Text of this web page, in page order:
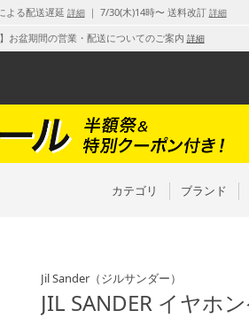
よる配送遅延 詳細｜ 7/30(木)14時〜 送料改訂 詳細
】お盆期間の営業・配送についてのご案内 詳細
カテゴリ ブランド
Jil Sander （ジルサンダー）
JIL SANDER イヤホ